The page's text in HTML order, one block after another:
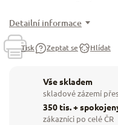
Detailní informace
Tisk Zeptat se Hlídat
Vše skladem
skladové zázemí
350 tis. +
zákazníci po celé ČR